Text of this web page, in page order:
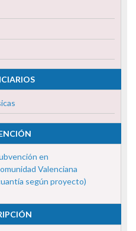
en
Valenciana
según proyecto)